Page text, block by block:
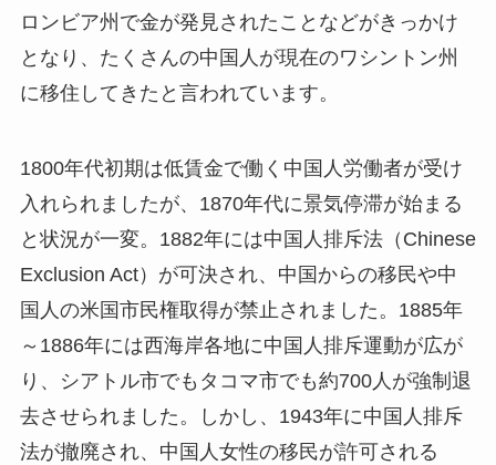
ロンビア州で金が発見されたことなどがきっかけ
となり、たくさんの中国人が現在のワシントン州
に移住してきたと言われています。
1800年代初期は低賃金で働く中国人労働者が受け
入れられましたが、1870年代に景気停滞が始まる
と状況が一変。1882年には中国人排斥法（Chinese
Exclusion Act）が可決され、中国からの移民や中
国人の米国市民権取得が禁止されました。1885年
～1886年には西海岸各地に中国人排斥運動が広が
り、シアトル市でもタコマ市でも約700人が強制退
去させられました。しかし、1943年に中国人排斥
法が撤廃され、中国人女性の移民が許可される